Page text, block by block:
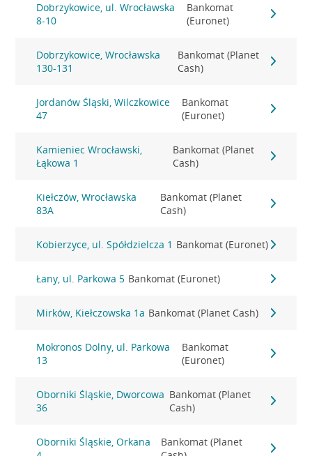
Dobrzykowice, ul. Wrocławska
8-10
Bankomat
(Euronet)
Dobrzykowice, Wrocławska
130-131
Bankomat (Planet
Cash)
Jordanów Śląski, Wilczkowice
47
Bankomat
(Euronet)
Kamieniec Wrocławski,
Łąkowa 1
Bankomat (Planet
Cash)
Kiełczów, Wrocławska
83A
Bankomat (Planet
Cash)
Kobierzyce, ul. Spółdzielcza 1 Bankomat (Euronet)
Łany, ul. Parkowa 5 Bankomat (Euronet)
Mirków, Kiełczowska 1a Bankomat (Planet Cash)
Mokronos Dolny, ul. Parkowa
13
Bankomat
(Euronet)
Oborniki Śląskie, Dworcowa
36
Bankomat (Planet
Cash)
Oborniki Śląskie, Orkana
Bankomat (Planet